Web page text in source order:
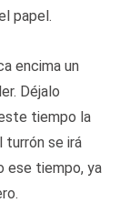
papel.
encima un
Déjalo
tiempo la
turrón se irá
ese tiempo, ya